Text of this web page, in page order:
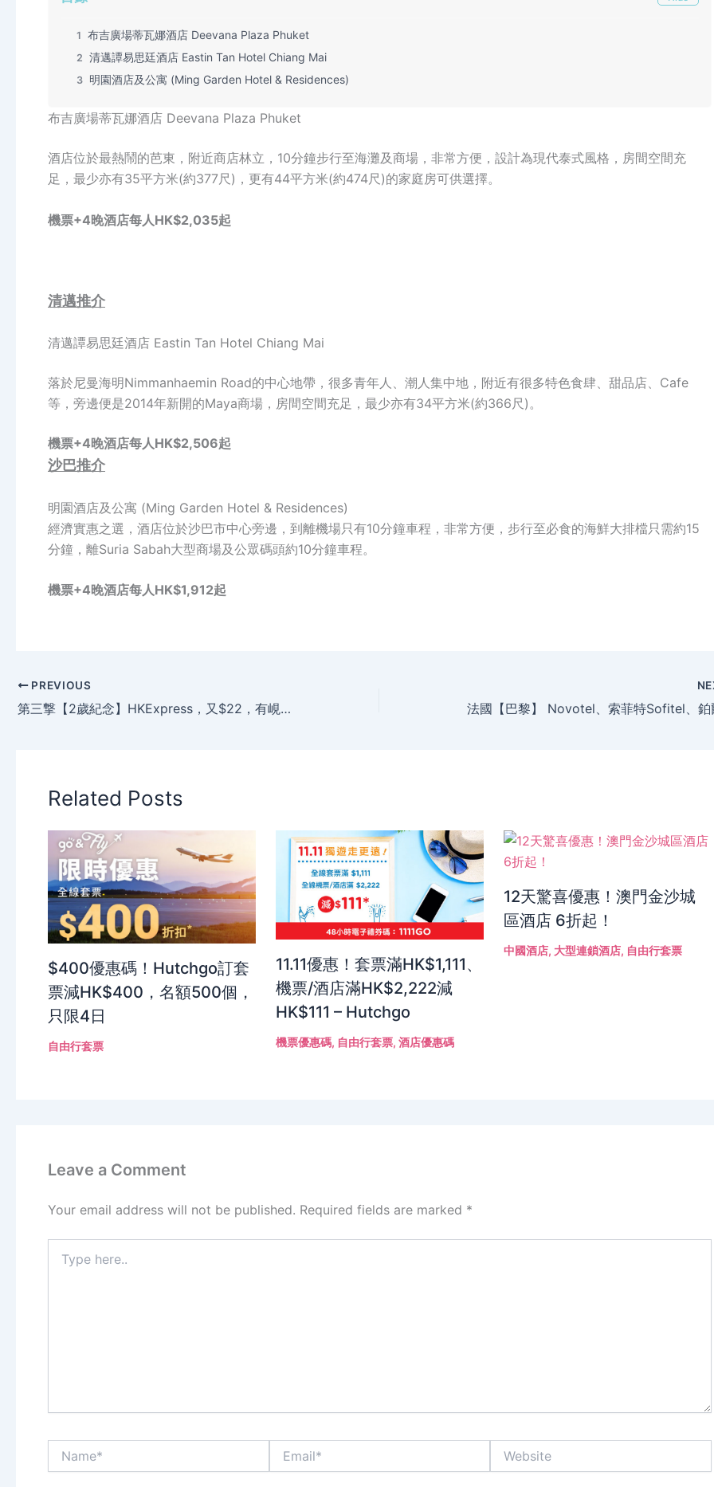
1 布吉廣場蒂瓦娜酒店 Deevana Plaza Phuket
2 清邁譚易思廷酒店 Eastin Tan Hotel Chiang Mai
3 明園酒店及公寓 (Ming Garden Hotel & Residences)
布吉廣場蒂瓦娜酒店 Deevana Plaza Phuket
酒店位於最熱鬧的芭東，附近商店林立，10分鐘步行至海灘及商場，非常方便，設計為現代泰式風格，房間空間充
足，最少亦有35平方米(約377尺)，更有44平方米(約474尺)的家庭房可供選擇。
機票+4晚酒店每人HK$2,035起
清邁推介
清邁譚易思廷酒店 Eastin Tan Hotel Chiang Mai
落於尼曼海明Nimmanhaemin Road的中心地帶，很多青年人、潮人集中地，附近有很多特色食肆、甜品店、Cafe
等，旁邊便是2014年新開的Maya商場，房間空間充足，最少亦有34平方米(約366尺)。
機票+4晚酒店每人HK$2,506起
沙巴推介
明園酒店及公寓 (Ming Garden Hotel & Residences)
經濟實惠之選，酒店位於沙巴市中心旁邊，到離機場只有10分鐘車程，非常方便，步行至必食的海鮮大排檔只需約15
分鐘，離Suria Sabah大型商場及公眾碼頭約10分鐘車程。
機票+4晚酒店每人HK$1,912起
PREVIOUS
第三撃【2歲紀念】HKExpress，又$22，有峴港、東京、寧波，今晚(10月18日)零晨搶呀。
Related Posts
$400優惠碼！Hutchgo訂套
票減HK$400，名額500個，
只限4日
自由行套票
11.11優惠！套票滿HK$1,111、
機票/酒店滿HK$2,222減
HK$111 – Hutchgo
機票優惠碼, 自由行套票, 酒店優惠碼
12天驚喜優惠！澳門金沙城
區酒店 6折起！
中國酒店, 大型連鎖酒店, 自由行套票
Leave a Comment
Your email address will not be published. Required fields are marked *
here..